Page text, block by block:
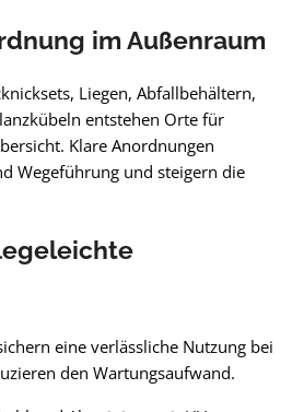
im Außenraum
Liegen, Abfallbehältern,
entstehen Orte für
Klare Anordnungen
Wegeführung und steigern die
eine verlässliche Nutzung bei
den Wartungsaufwand.